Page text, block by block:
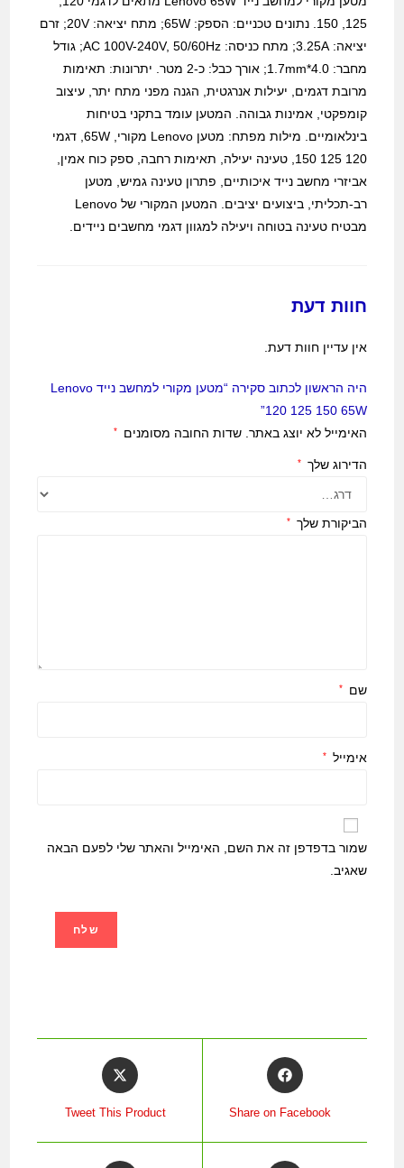
125, 150. נתונים טכניים: הספק: 65W; מתח יציאה: 20V; זרם
יציאה: 3.25A; מתח כניסה: AC 100V-240V, 50/60Hz; גודל
מחבר: 4.0*1.7mm; אורך כבל: כ-2 מטר. יתרונות: תאימות
מרובת דגמים, יעילות אנרגטית, הגנה מפני מתח יתר, עיצוב
קומפקטי, אמינות גבוהה. המטען עומד בתקני בטיחות
בינלאומיים. מילות מפתח: מטען Lenovo מקורי, 65W, דגמי
120 125 150, טעינה יעילה, תאימות רחבה, ספק כוח אמין,
אביזרי מחשב נייד איכותיים, פתרון טעינה גמיש, מטען
רב-תכליתי, ביצועים יציבים. המטען המקורי של Lenovo
מבטיח טעינה בטוחה ויעילה למגוון דגמי מחשבים ניידים.
חוות דעת
אין עדיין חוות דעת.
היה הראשון לכתוב סקירה “מטען מקורי למחשב נייד Lenovo
120 125 150 65W”
האימייל לא יוצג באתר. שדות החובה מסומנים *
הדירוג שלך *
הביקורת שלך *
שם *
אימייל *
שמור בדפדפן זה את השם, האימייל והאתר שלי לפעם הבאה
שאגיב.
Share on Facebook
Tweet This Product